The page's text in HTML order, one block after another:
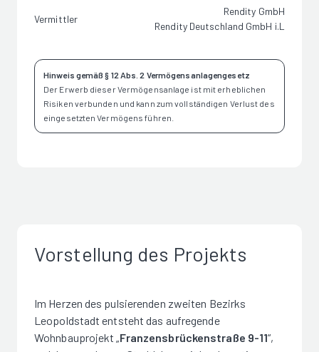
Vermittler
Rendity GmbH
Rendity Deutschland GmbH i.L
Hinweis gemäß § 12 Abs. 2 Vermögensanlagengesetz
Der Erwerb dieser Vermögensanlage ist mit erheblichen
Risiken verbunden und kann zum vollständigen Verlust des
eingesetzten Vermögens führen.
Vorstellung des Projekts
Im Herzen des pulsierenden zweiten Bezirks
Leopoldstadt entsteht das aufregende
Wohnbauprojekt „Franzensbrückenstraße 9-11“,